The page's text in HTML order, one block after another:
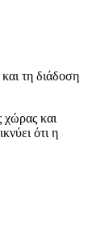
τη διάδοση
χώρας και
ότι η